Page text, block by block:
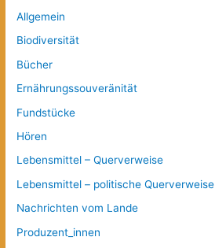
Allgemein
Biodiversität
Bücher
Ernährungssouveränität
Fundstücke
Hören
Lebensmittel – Querverweise
Lebensmittel – politische Querverweise
Nachrichten vom Lande
Produzent_innen